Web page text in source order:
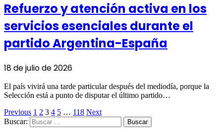
Refuerzo y atención activa en los
servicios esenciales durante el
partido Argentina-España
18 de julio de 2026
El país vivirá una tarde particular después del mediodía, porque la
Selección está a punto de disputar el último partido…
Previous 1 2 3 4 5 … 118 Next
Buscar: